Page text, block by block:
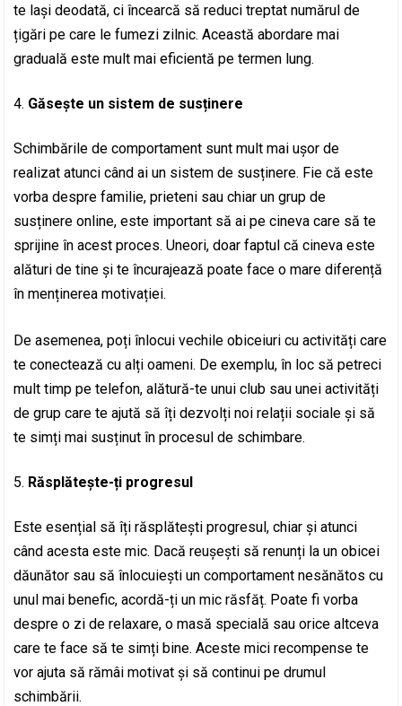
te lași deodată, ci încearcă să reduci treptat numărul de
țigări pe care le fumezi zilnic. Această abordare mai
graduală este mult mai eficientă pe termen lung.
Găsește un sistem de susținere
Schimbările de comportament sunt mult mai ușor de
realizat atunci când ai un sistem de susținere. Fie că este
vorba despre familie, prieteni sau chiar un grup de
susținere online, este important să ai pe cineva care să te
sprijine în acest proces. Uneori, doar faptul că cineva este
alături de tine și te încurajează poate face o mare diferență
în menținerea motivației.
De asemenea, poți înlocui vechile obiceiuri cu activități care
te conectează cu alți oameni. De exemplu, în loc să petreci
mult timp pe telefon, alătură-te unui club sau unei activități
de grup care te ajută să îți dezvolți noi relații sociale și să
te simți mai susținut în procesul de schimbare.
Răsplătește-ți progresul
Este esențial să îți răsplătești progresul, chiar și atunci
când acesta este mic. Dacă reușești să renunți la un obicei
dăunător sau să înlocuiești un comportament nesănătos cu
unul mai benefic, acordă-ți un mic răsfăț. Poate fi vorba
despre o zi de relaxare, o masă specială sau orice altceva
care te face să te simți bine. Aceste mici recompense te
vor ajuta să rămâi motivat și să continui pe drumul
schimbării.